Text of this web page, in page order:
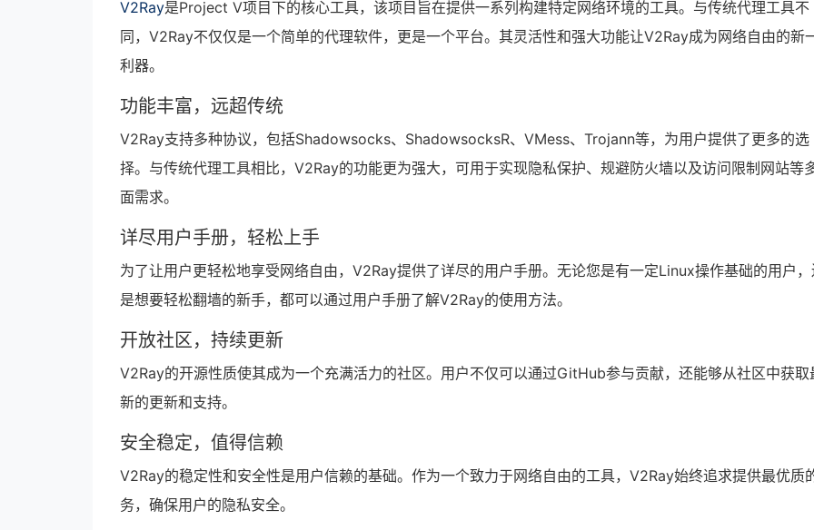
V2Ray是Project V项目下的核心工具，该项目旨在提供一系列构建特定网络环境的工具。与传统代理工具不
同，V2Ray不仅仅是一个简单的代理软件，更是一个平台。其灵活性和强大功能让V2Ray成为网络自由的新
利器。
功能丰富，远超传统
V2Ray支持多种协议，包括Shadowsocks、ShadowsocksR、VMess、Trojann等，为用户提供了更多的选
择。与传统代理工具相比，V2Ray的功能更为强大，可用于实现隐私保护、规避防火墙以及访问限制网站等
面需求。
详尽用户手册，轻松上手
为了让用户更轻松地享受网络自由，V2Ray提供了详尽的用户手册。无论您是有一定Linux操作基础的用户
是想要轻松翻墙的新手，都可以通过用户手册了解V2Ray的使用方法。
开放社区，持续更新
V2Ray的开源性质使其成为一个充满活力的社区。用户不仅可以通过GitHub参与贡献，还能够从社区中获取
新的更新和支持。
安全稳定，值得信赖
V2Ray的稳定性和安全性是用户信赖的基础。作为一个致力于网络自由的工具，V2Ray始终追求提供最优质
务，确保用户的隐私安全。